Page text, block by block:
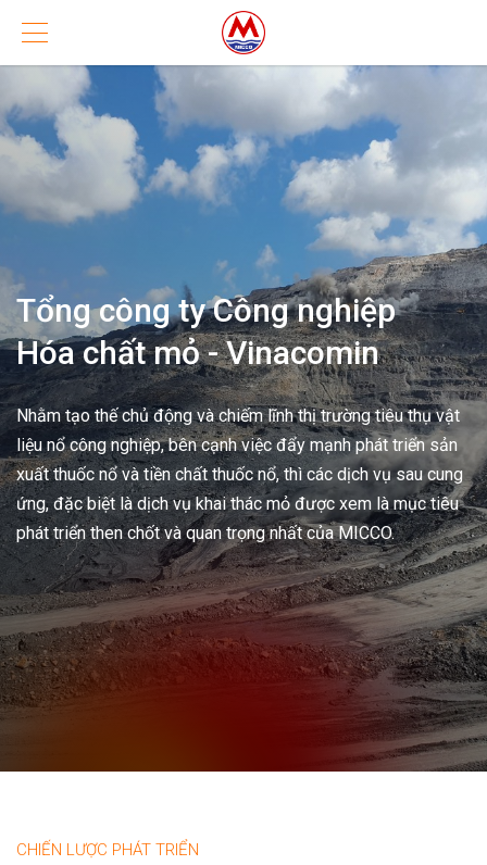
Tổng công ty Công nghiệp
Hóa chất mỏ - Vinacomin
Nhằm tạo thế chủ động và chiếm lĩnh thị trường tiêu thụ vật
liệu nổ công nghiệp, bên cạnh việc đẩy mạnh phát triển sản
xuất thuốc nổ và tiền chất thuốc nổ, thì các dịch vụ sau cung
ứng, đặc biệt là dịch vụ khai thác mỏ được xem là mục tiêu
phát triển then chốt và quan trọng nhất của MICCO.
CHIẾN LƯỢC PHÁT TRIỂN